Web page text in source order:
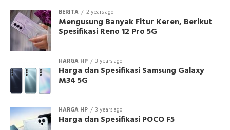
BERITA 2 years ago
Mengusung Banyak Fitur Keren, Berikut
Spesifikasi Reno 12 Pro 5G
HARGA HP 3 years ago
Harga dan Spesifikasi Samsung Galaxy
M34 5G
HARGA HP 3 years ago
Harga dan Spesifikasi POCO F5